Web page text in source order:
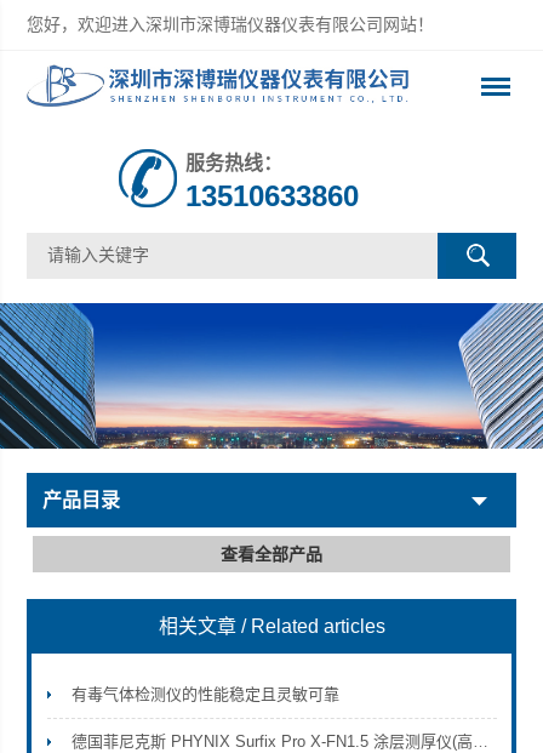
您好，欢迎进入深圳市深博瑞仪器仪表有限公司网站！
深圳市深博瑞仪器仪表有限公司
服务热线：
13510633860
产品目录
查看全部产品
相关文章 / Related articles
有毒气体检测仪的性能稳定且灵敏可靠
德国菲尼克斯 PHYNIX Surfix Pro X-FN1.5 涂层测厚仪(高级型)简介